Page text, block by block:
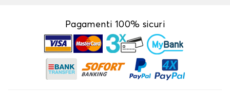
Pagamenti 100% sicuri